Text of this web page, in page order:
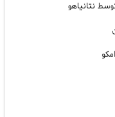
نتانیاهو